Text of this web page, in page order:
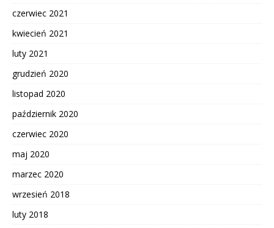
czerwiec 2021
kwiecień 2021
luty 2021
grudzień 2020
listopad 2020
październik 2020
czerwiec 2020
maj 2020
marzec 2020
wrzesień 2018
luty 2018